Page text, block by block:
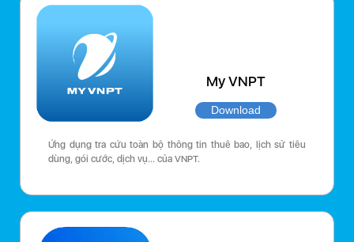
My VNPT
Download
Ứng dụng tra cứu toàn bộ thông tin thuê bao, lịch sử tiêu
dùng, gói cước, dịch vụ… của VNPT.